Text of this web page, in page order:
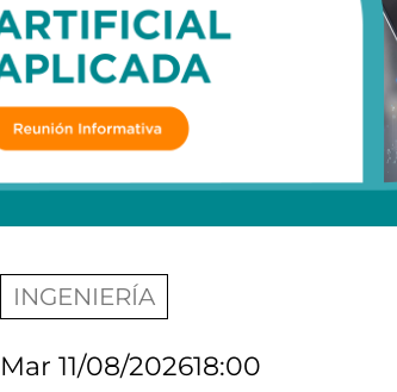
INGENIERÍA
Mar 11/08/202618:00